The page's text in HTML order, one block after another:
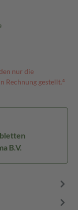
nur die
Rechnung gestellt.⁴
B.V.